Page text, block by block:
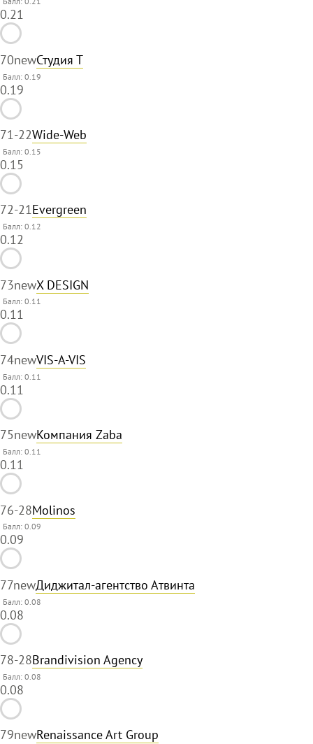
0.21
70newСтудия Т
Балл: 0.19
0.19
71-22Wide-Web
Балл: 0.15
0.15
72-21Evergreen
Балл: 0.12
0.12
73newX DESIGN
Балл: 0.11
0.11
74newVIS-A-VIS
Балл: 0.11
0.11
75newКомпания Zaba
Балл: 0.11
0.11
76-28Molinos
Балл: 0.09
0.09
77newДиджитал-агентство Атвинта
Балл: 0.08
0.08
78-28Brandivision Agency
Балл: 0.08
0.08
79newRenaissance Art Group